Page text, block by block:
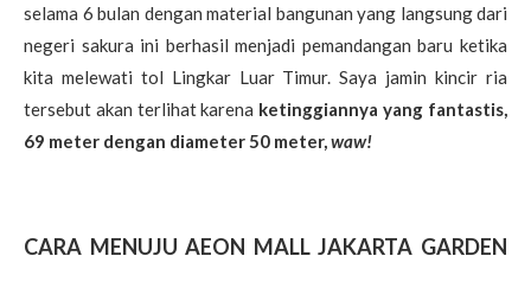
selama 6 bulan dengan material bangunan yang langsung dari
negeri sakura ini berhasil menjadi pemandangan baru ketika
kita melewati tol Lingkar Luar Timur. Saya jamin kincir ria
tersebut akan terlihat karena ketinggiannya yang fantastis,
69 meter dengan diameter 50 meter, waw!
CARA MENUJU AEON MALL JAKARTA GARDEN